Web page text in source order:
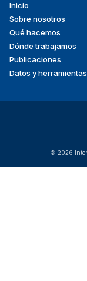
Footer
menu
Inicio
Sobre nosotros
Qué hacemos
Dónde trabajamos
Publicaciones
Datos y herramientas
© 2026